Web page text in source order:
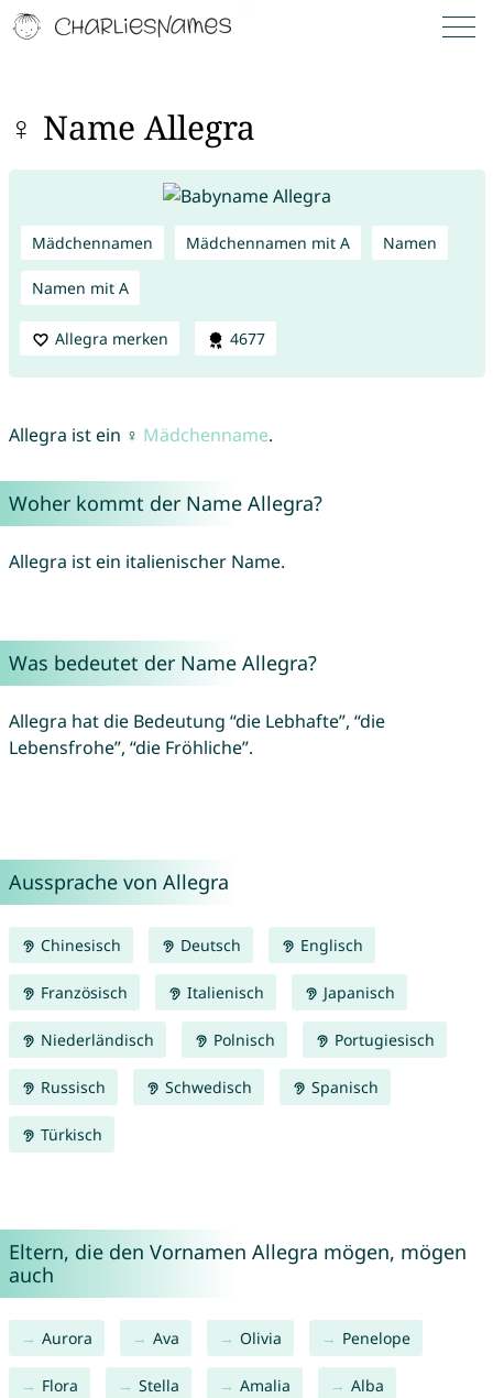
♀ Name Allegra
Mädchennamen Mädchennamen mit A Namen
Namen mit A
Allegra merken 4677
Allegra ist ein ♀ Mädchenname.
Woher kommt der Name Allegra?
Allegra ist ein italienischer Name.
Was bedeutet der Name Allegra?
Allegra hat die Bedeutung “die Lebhafte”, “die
Lebensfrohe”, “die Fröhliche”.
Aussprache von Allegra
Chinesisch Deutsch Englisch
Französisch Italienisch Japanisch
Niederländisch Polnisch Portugiesisch
Russisch Schwedisch Spanisch
Türkisch
Eltern, die den Vornamen Allegra mögen, mögen
auch
Aurora Ava Olivia Penelope
Flora Stella Amalia Alba